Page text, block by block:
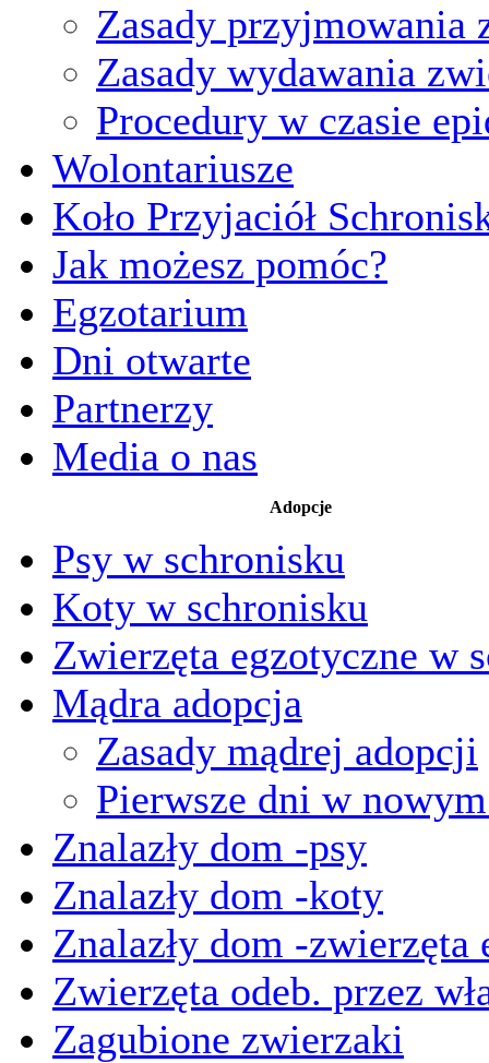
Zasady przyjmowania
Zasady wydawania
Procedury w czasie
Wolontariusze
Koło Przyjaciół
Jak możesz pomóc?
Egzotarium
Dni otwarte
Partnerzy
Media o nas
Adopcje
Psy w schronisku
Koty w schronisku
Zwierzęta egzotyczne w
Mądra adopcja
Zasady mądrej adopcji
Pierwsze dni w
Znalazły dom -psy
Znalazły dom -koty
Znalazły dom -zwierzęta
Zwierzęta odeb. przez
Zagubione zwierzaki